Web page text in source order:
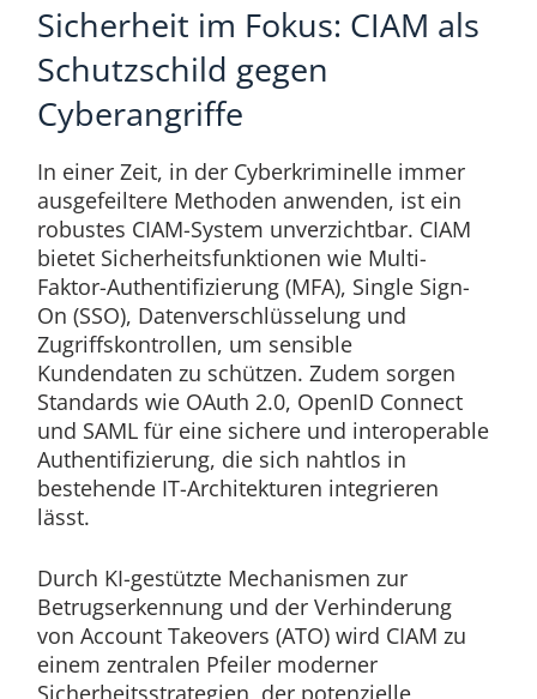
Sicherheit im Fokus: CIAM als
Schutzschild gegen
Cyberangriffe
In einer Zeit, in der Cyberkriminelle immer
ausgefeiltere Methoden anwenden, ist ein
robustes CIAM-System unverzichtbar. CIAM
bietet Sicherheitsfunktionen wie Multi-
Faktor-Authentifizierung (MFA), Single Sign-
On (SSO), Datenverschlüsselung und
Zugriffskontrollen, um sensible
Kundendaten zu schützen. Zudem sorgen
Standards wie OAuth 2.0, OpenID Connect
und SAML für eine sichere und interoperable
Authentifizierung, die sich nahtlos in
bestehende IT-Architekturen integrieren
lässt.
Durch KI-gestützte Mechanismen zur
Betrugserkennung und der Verhinderung
von Account Takeovers (ATO) wird CIAM zu
einem zentralen Pfeiler moderner
Sicherheitsstrategien, der potenzielle